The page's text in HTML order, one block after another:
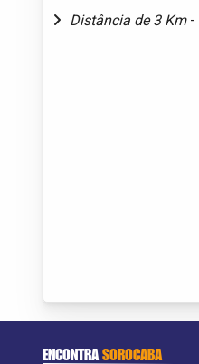
Distância de 3 Km -
ENCONTRASOROCABA